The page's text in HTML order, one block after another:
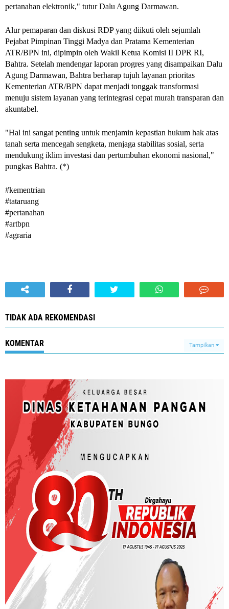
pertanahan elektronik," tutur Dalu Agung Darmawan.
Alur pemaparan dan diskusi RDP yang diikuti oleh sejumlah
Pejabat Pimpinan Tinggi Madya dan Pratama Kementerian
ATR/BPN ini, dipimpin oleh Wakil Ketua Komisi II DPR RI,
Bahtra. Setelah mendengar laporan progres yang disampaikan Dalu
Agung Darmawan, Bahtra berharap tujuh layanan prioritas
Kementerian ATR/BPN dapat menjadi tonggak transformasi
menuju sistem layanan yang terintegrasi cepat murah transparan dan
akuntabel.
"Hal ini sangat penting untuk menjamin kepastian hukum hak atas
tanah serta mencegah sengketa, menjaga stabilitas sosial, serta
mendukung iklim investasi dan pertumbuhan ekonomi nasional,"
pungkas Bahtra. (*)
#kementrian
#tataruang
#pertanahan
#artbpn
#agraria
TIDAK ADA REKOMENDASI
KOMENTAR Tampilkan